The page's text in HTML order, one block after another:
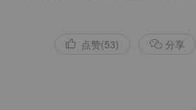
点赞(53) 分享